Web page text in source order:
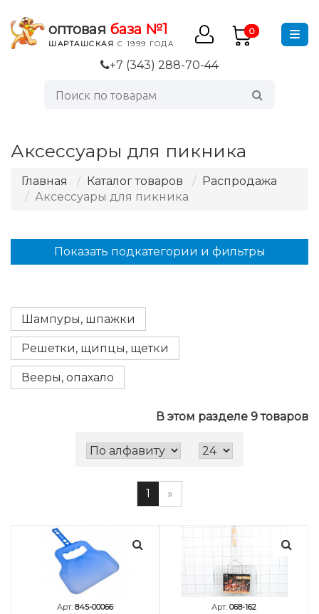
оптовая база №1
ШАРТАШСКАЯ С 1999 ГОДА
0
+7 (343) 288-70-44
Аксессуары для пикника
Главная Каталог товаров
Распродажа
Аксессуары для пикника
Шампуры, шпажки
Решетки, щипцы, щетки
Вееры, опахало
В этом разделе 9 товаров
1 »
Арт: 845-00066
Арт: 068-162
Показать подкатегории и фильтры